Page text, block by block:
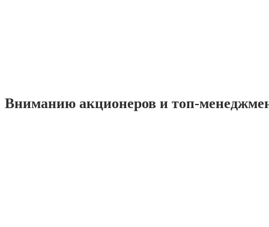
Вниманию акционеров и топ-